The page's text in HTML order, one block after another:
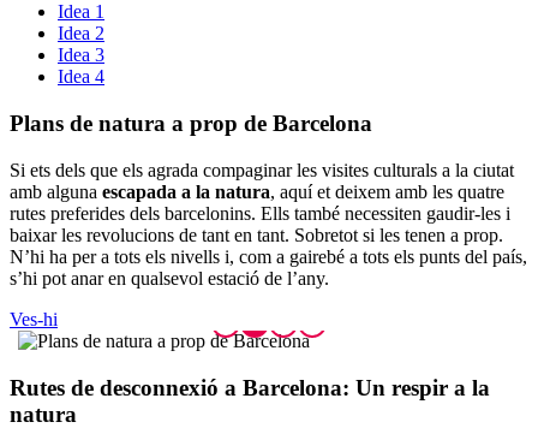
Idea 1
Idea 2
Idea 3
Idea 4
Plans de natura a prop de Barcelona
Si ets dels que els agrada compaginar les visites culturals a la ciutat
amb alguna escapada a la natura, aquí et deixem amb les quatre
rutes preferides dels barcelonins. Ells també necessiten gaudir-les i
baixar les revolucions de tant en tant. Sobretot si les tenen a prop.
N’hi ha per a tots els nivells i, com a gairebé a tots els punts del país,
s’hi pot anar en qualsevol estació de l’any.
Ves-hi
Rutes de desconnexió a Barcelona: Un respir a la
natura